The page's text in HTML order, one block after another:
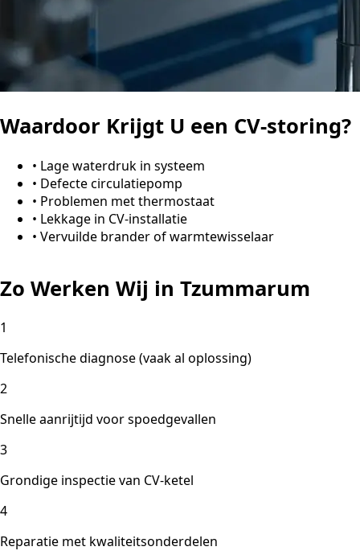
Waardoor Krijgt U een CV-storing?
• Lage waterdruk in systeem
• Defecte circulatiepomp
• Problemen met thermostaat
• Lekkage in CV-installatie
• Vervuilde brander of warmtewisselaar
Zo Werken Wij in Tzummarum
1
Telefonische diagnose (vaak al oplossing)
2
Snelle aanrijtijd voor spoedgevallen
3
Grondige inspectie van CV-ketel
4
Reparatie met kwaliteitsonderdelen